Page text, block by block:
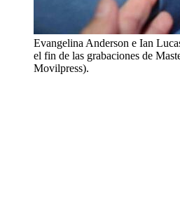
Evangelina Anderson e Ian
el fin de las grabaciones de
Movilpress).